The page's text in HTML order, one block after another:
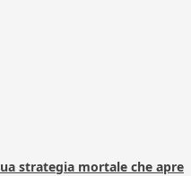
strategia mortale che apre